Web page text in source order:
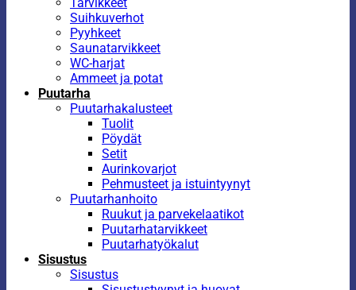
Suihkuverhot
Pyyhkeet
Saunatarvikkeet
WC-harjat
Ammeet ja potat
Puutarha
Puutarhakalusteet
Tuolit
Pöydät
Setit
Aurinkovarjot
Pehmusteet ja istuintyynyt
Puutarhanhoito
Ruukut ja parvekelaatikot
Puutarhatarvikkeet
Puutarhatyökalut
Sisustus
Sisustus